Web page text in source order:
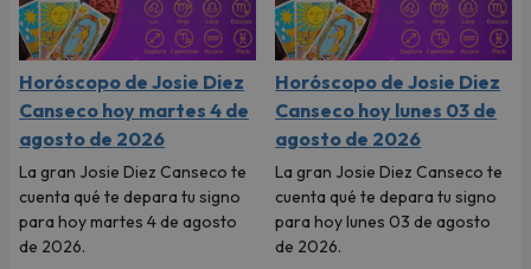
Horóscopo de Josie Diez
Canseco hoy martes 4 de
agosto de 2026
La gran Josie Diez Canseco te
cuenta qué te depara tu signo
para hoy martes 4 de agosto
de 2026.
Horóscopo de Josie Diez
Canseco hoy lunes 03 de
agosto de 2026
La gran Josie Diez Canseco te
cuenta qué te depara tu signo
para hoy lunes 03 de agosto
de 2026.